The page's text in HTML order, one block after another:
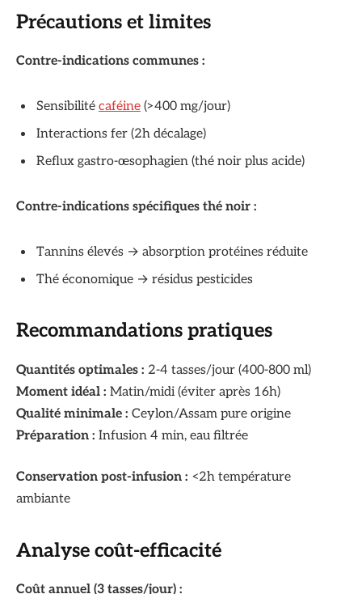
Précautions et limites
Contre-indications communes :
Sensibilité caféine (>400 mg/jour)
Interactions fer (2h décalage)
Reflux gastro-œsophagien (thé noir plus acide)
Contre-indications spécifiques thé noir :
Tannins élevés → absorption protéines réduite
Thé économique → résidus pesticides
Recommandations pratiques
Quantités optimales : 2-4 tasses/jour (400-800 ml)
Moment idéal : Matin/midi (éviter après 16h)
Qualité minimale : Ceylon/Assam pure origine
Préparation : Infusion 4 min, eau filtrée
Conservation post-infusion : <2h température
ambiante
Analyse coût-efficacité
Coût annuel (3 tasses/jour) :